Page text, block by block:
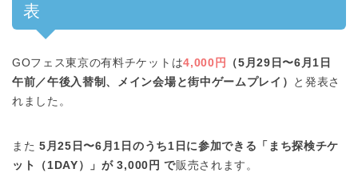
表
GOフェス東京の有料チケットは4,000円
（5月29日〜6月1日
午前／午後入替制、メイン会場と街中ゲームプレイ）
と発表さ
れました。
また5月25日〜6月1日のうち1日に参加できる「まち探検チケ
ット（1DAY）」が 3,000円 で販売されます。